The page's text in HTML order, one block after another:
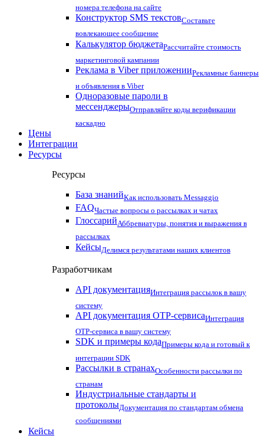
номера телефона на сайте
Конструктор SMS текстовСоставьте
вовлекающее сообщение
Калькулятор бюджетаРассчитайте стоимость
маркетинговой кампании
Реклама в Viber приложенииРекламные баннеры
и объявления в Viber
Одноразовые пароли в
мессенджерыОтправляйте коды верификации
каскадно
Цены
Интеграции
Ресурсы
Ресурсы
База знанийКак использовать Messaggio
FAQЧастые вопросы о рассылках и чатах
ГлоссарийАббревиатуры, понятия и выражения в
рассылках
КейсыДелимся результатами наших клиентов
Разработчикам
API документацияИнтеграция рассылок в вашу
систему
API документация OTP-сервисаИнтеграция
OTP-сервиса в вашу систему
SDK и примеры кодаПримеры кода и готовый к
интеграции SDK
Рассылки в странахОсобенности рассылки по
странам
Индустриальные стандарты и
протоколыДокументация по стандартам обмена
сообщениями
Кейсы